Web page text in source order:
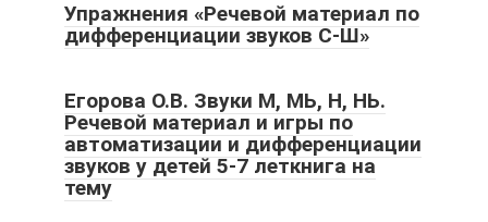
Упражнения «Речевой материал по
дифференциации звуков С-Ш»
Егорова О.В. Звуки М, МЬ, Н, НЬ.
Речевой материал и игры по
автоматизации и дифференциации
звуков у детей 5-7 леткнига на
тему